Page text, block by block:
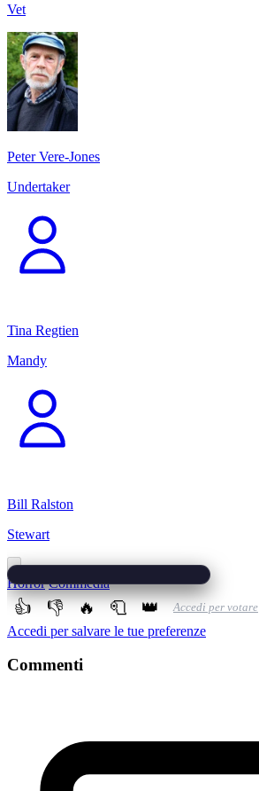
Vet
Peter Vere-Jones
Undertaker
Tina Regtien
Mandy
Bill Ralston
Stewart
Horror Commedia
👍 👎 🔥 🧻 👑 Accedi per votare
Accedi per salvare le tue preferenze
Commenti